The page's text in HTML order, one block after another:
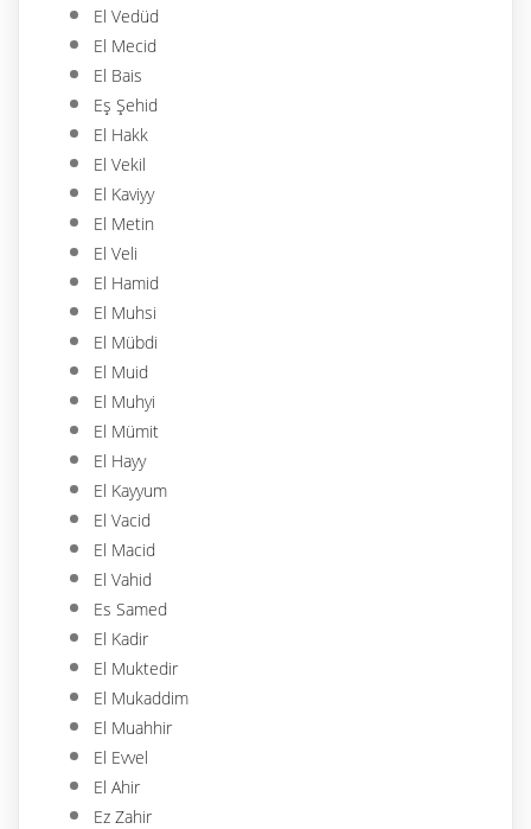
El Vedüd
El Mecid
El Bais
Eş Şehid
El Hakk
El Vekil
El Kaviyy
El Metin
El Veli
El Hamid
El Muhsi
El Mübdi
El Muid
El Muhyi
El Mümit
El Hayy
El Kayyum
El Vacid
El Macid
El Vahid
Es Samed
El Kadir
El Muktedir
El Mukaddim
El Muahhir
El Evvel
El Ahir
Ez Zahir